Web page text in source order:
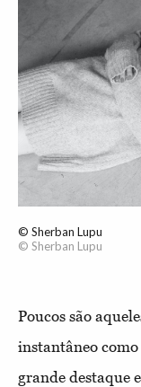
© Sherban Lupu
© Sherban Lupu
Poucos são
instantâneo
grande destaque